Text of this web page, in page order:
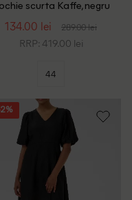
scurta Kaffe, negru
134.00 lei 289.00 lei
RRP: 419.00 lei
44